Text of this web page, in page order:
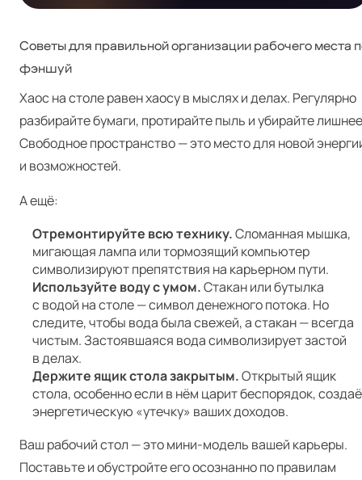
Советы для правильной организации рабочего места
фэншуй
Хаос на столе равен хаосу в мыслях и делах. Регулярно
разбирайте бумаги, протирайте пыль и убирайте
Свободное пространство — это место для новой
и возможностей.
А ещё:
Отремонтируйте всю технику.Сломанная мышка,
мигающая лампа или тормозящий компьютер
символизируют препятствия на карьерном пути.
Используйте воду с умом.Стакан или бутылка
с водой на столе — символ денежного потока. Но
следите, чтобы вода была свежей, а стакан — всегда
чистым. Застоявшаяся вода символизирует застой
в делах.
Держите ящик стола закрытым.Открытый ящик
стола, особенно если в нём царит беспорядок,
энергетическую «утечку» ваших доходов.
Ваш рабочий стол — это мини-модель вашей карьеры.
Поставьте и обустройте его осознанно по правилам